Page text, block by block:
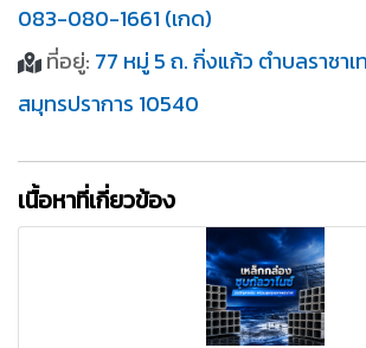
083-080-1661 (เกด)
ที่อยู่: 77 หมู่ 5 ถ. กิ่งแก้ว ตำบลราชาเ
สมุทรปราการ 10540
เนื้อหาที่เกี่ยวข้อง